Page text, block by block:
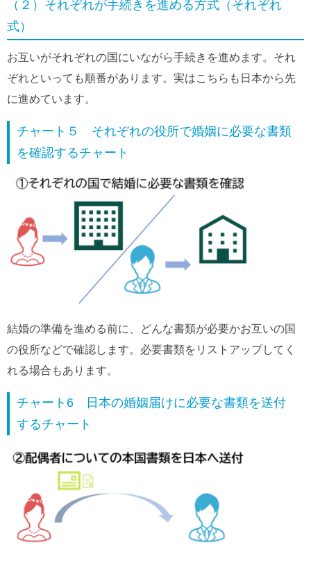
（２）それぞれが手続きを進める方式（それぞれ
式）
お互いがそれぞれの国にいながら手続きを進めます。それ
ぞれといっても順番があります。実はこちらも日本から先
に進めています。
チャート５ それぞれの役所で婚姻に必要な書類
を確認するチャート
結婚の準備を進める前に、どんな書類が必要かお互いの国
の役所などで確認します。必要書類をリストアップしてく
れる場合もあります。
チャート6 日本の婚姻届けに必要な書類を送付
するチャート